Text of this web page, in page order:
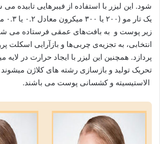
شود. این لیزر با استفاده از فیبرهایی تابیده
زیر پوست و به بافت‌های عمقی فرستاده می
انتخابی، به تجزیه‌ی چربی‌ها و بازآرایی اسکلت
پردازد. همچنین این لیزر با ایجاد حرارت در
تحریک تولید و بازسازی رشته های کلاژن
الاستیسیته و کشسانی پوست می باشند.